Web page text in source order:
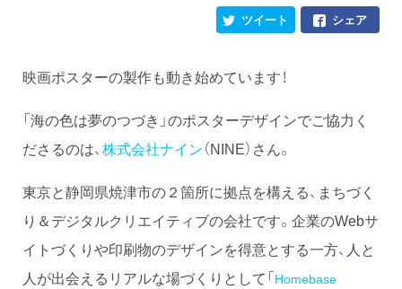
シェア
ツイート
映画ポスターの製作も動き始めています！
「海の色は夢のつづき」のポスターデザインでご協力く
ださるのは、 株式会社ナイン（NINE）さん。
東京と静岡県焼津市の２箇所に拠点を構える、まちづく
り＆デジタルクリエイティブの会社です。企業のWebサ
イトづくりや印刷物のデザインを得意とする一方、人と
人が出会えるリアルな場づくりとして「Homebase